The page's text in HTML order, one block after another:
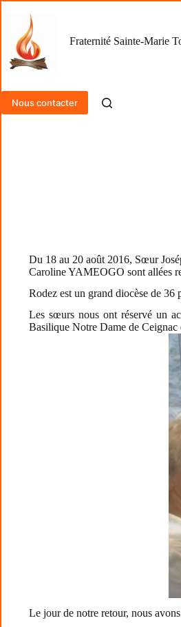
contenu
Fraternité Sainte-Marie
Nous contacter
Du 18 au 20 août 2016, Sœur
Caroline YAMEOGO sont allées
Rodez est un grand diocèse de 36
Les sœurs nous ont réservé un
Basilique Notre Dame de Ceignac
Le jour de notre retour, nous